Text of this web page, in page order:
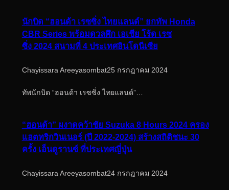
นักบิด “ฮอนด้า เรซซิ่ง ไทยแลนด์” ยกทัพ Honda
CBR Series พร้อมดวลศึก เอเชีย โร้ด เรซ
ซิ่ง 2024 สนามที่ 4 ประเทศอินโดนีเซีย
Chayissara Areeyasombat25 กรกฎาคม 2024
ทัพนักบิด “ฮอนด้า เรซซิ่ง ไทยแลนด์”…
“ฮอนด้า” ผงาดคว้าชัย Suzuka 8 Hours 2024 ครอง
แฮตทริกวินเนอร์ (ปี 2022-2024) สร้างสถิติชนะ 30
ครั้ง เอ็นดูรานซ์ ที่ประเทศญี่ปุ่น
Chayissara Areeyasombat24 กรกฎาคม 2024